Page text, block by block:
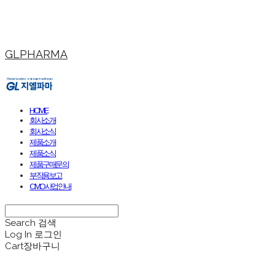
GLPHARMA
HOME
회사소개
회사소식
제품소개
제품소식
제품구매문의
부작용보고
CMO사업안내
Search 검색
Log In 로그인
Cart장바구니